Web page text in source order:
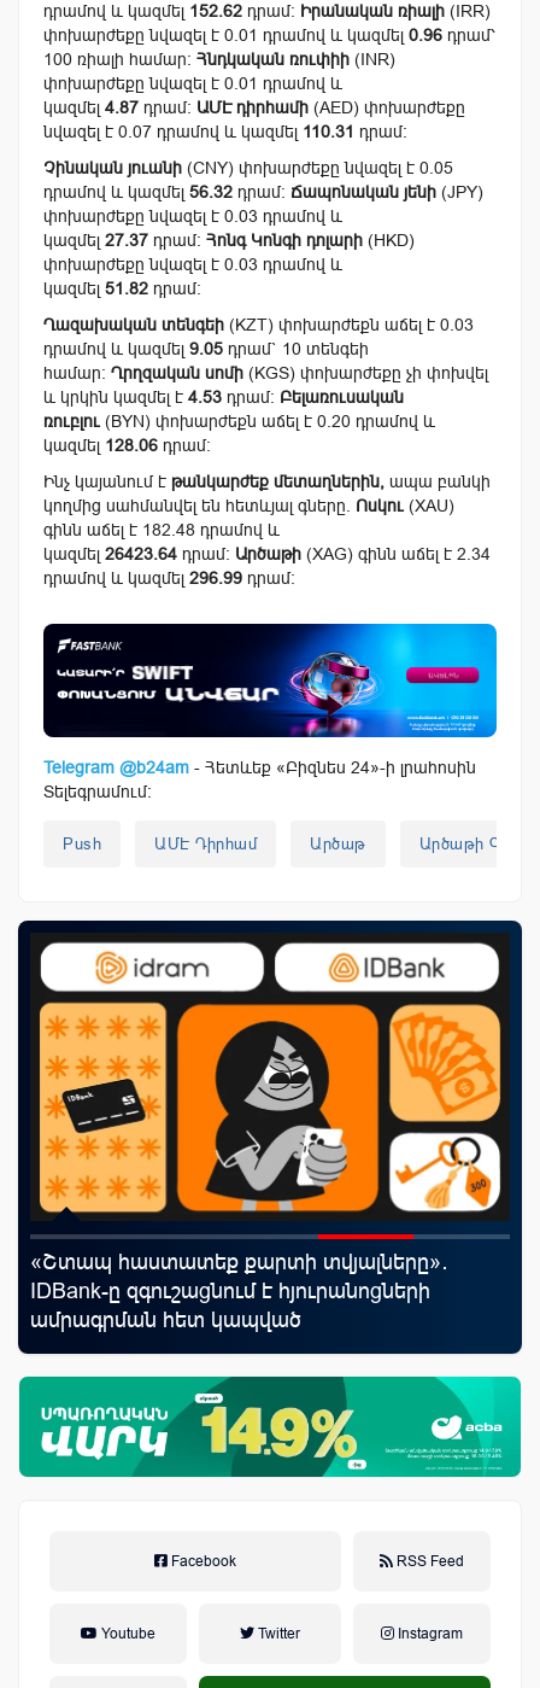
դրամով և կազմել 152.62 դրամ: Իրանական ռիալի (IRR)
փոխարժեքը նվազել է 0.01 դրամով և կազմել 0.96 դրամ՝
100 ռիալի համար: Հնդկական ռուփիի (INR)
փոխարժեքը նվազել է 0.01 դրամով և
կազմել 4.87 դրամ: ԱՄԷ դիրհամի (AED) փոխարժեքը
նվազել է 0.07 դրամով և կազմել 110.31 դրամ:
Չինական յուանի (CNY) փոխարժեքը նվազել է 0.05
դրամով և կազմել 56.32 դրամ: Ճապոնական յենի (JPY)
փոխարժեքը նվազել է 0.03 դրամով և
կազմել 27.37 դրամ: Հոնգ Կոնգի դոլարի (HKD)
փոխարժեքը նվազել է 0.03 դրամով և
կազմել 51.82 դրամ:
Ղազախական տենգեի (KZT) փոխարժեքն աճել է 0.03
դրամով և կազմել 9.05 դրամ` 10 տենգեի
համար: Ղրղզական սոմի (KGS) փոխարժեքը չի փոխվել
և կրկին կազմել է 4.53 դրամ: Բելառուսական
ռուբլու (BYN) փոխարժեքն աճել է 0.20 դրամով և
կազմել 128.06 դրամ:
Ինչ կայանում է թանկարժեք մետաղներին, ապա բանկի
կողմից սահմանվել են հետևյալ գները. Ոսկու (XAU)
գինն աճել է 182.48 դրամով և
կազմել 26423.64 դրամ: Արծաթի (XAG) գինն աճել է 2.34
դրամով և կազմել 296.99 դրամ:
Telegram @b24am - Հետևեք «Բիզնես 24»-ի լրահոսին
Տելեգրամում:
Push ԱՄԷ Դիրհամ Արծաթ Արծաթի Գին
«Շտապ հաստատեք քարտի տվյալները»․
IDBank-ը զգուշացնում է հյուրանոցների
ամրագրման հետ կապված
զեղծարարությունների մասին
Facebook RSS Feed
Youtube Twitter Instagram